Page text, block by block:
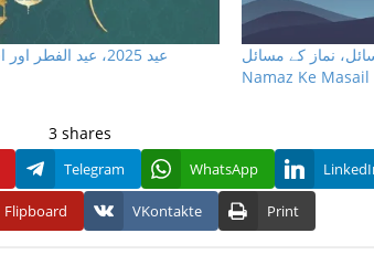
عيد 2025، عيد الفطر اور اس كا پيغام
کے 100 مسائل، نماز کے مسائل،
Namaz Ke
3 shares
Telegram WhatsApp
Flipboard VKontakte Print